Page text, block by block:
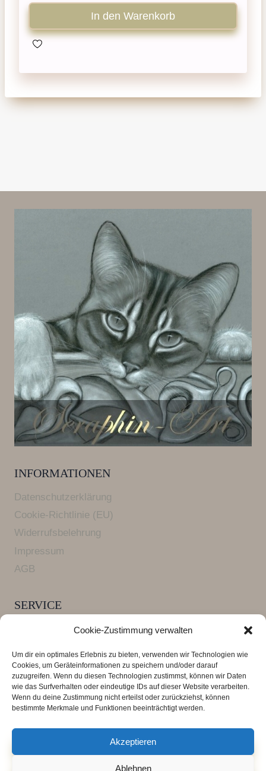
Cookie-Zustimmung verwalten
Um dir ein optimales Erlebnis zu bieten, verwenden wir Technologien wie
Cookies, um Geräteinformationen zu speichern und/oder darauf
zuzugreifen. Wenn du diesen Technologien zustimmst, können wir Daten
wie das Surfverhalten oder eindeutige IDs auf dieser Website verarbeiten.
Wenn du deine Zustimmung nicht erteilst oder zurückziehst, können
bestimmte Merkmale und Funktionen beeinträchtigt werden.
Akzeptieren
Ablehnen
In den Warenkorb
INFORMATIONEN
Datenschutzerklärung
Cookie-Richtlinie (EU)
Widerrufsbelehrung
Impressum
AGB
SERVICE
Versandkosten und Lieferzeiten
Zahlungsarten
*** Alle Preise verstehen sich inklusive der
Versandkosten
Lieferzeit 3 - 4 Tage